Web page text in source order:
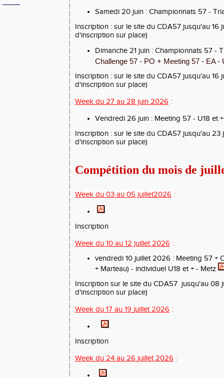
Samedi 20 juin : Championnats 57 -
Inscription : sur le site du CDA57 jusqu'au 16
d'inscription sur place)
Dimanche 21 juin : Championnats 57 -
Challenge 57 - PO + Meeting 57 - EA
Inscription : sur le site du CDA57 jusqu'au 16
d'inscription sur place)
Week du 27 au 28 juin 2026 :
Vendredi 26 juin : Meeting 57 - U18 et
Inscription : sur le site du CDA57 jusqu'au 23
d'inscription sur place)
Compétition du mois de
Week du 03 au 05 juillet2026 :
Inscription
Week du 10 au 12 juillet2026 :
vendredi 10 juillet 2026 : Meeting 57 +
+ Marteau) - individuel U18 et + - Metz
Inscription sur le site du CDA57 jusqu'au 08
d'inscription sur place)
Week du 17 au 19 juillet2026 :
Inscription
Week du 24 au 26 juillet 2026 :